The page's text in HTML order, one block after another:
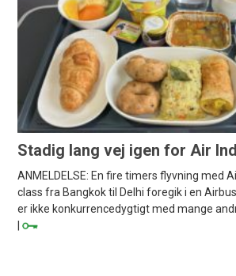
Stadig lang vej igen for Air
ANMELDELSE: En fire timers flyvning med
class fra Bangkok til Delhi foregik i en
er ikke konkurrencedygtigt med mange
|